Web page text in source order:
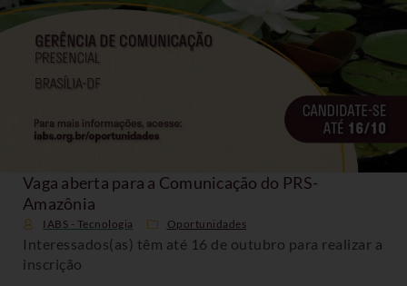
Vaga aberta para a Comunicação do PRS-
Amazônia
IABS - Tecnologia Oportunidades
Interessados(as) têm até 16 de outubro para realizar a
inscrição